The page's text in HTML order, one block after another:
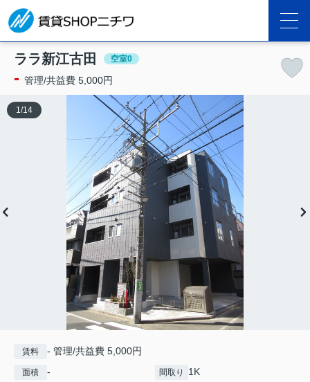
ララ新江古田 空室0
- 管理/共益費 5,000円
1 /14
賃料 - 管理/共益費 5,000円
面積 - 間取り 1K